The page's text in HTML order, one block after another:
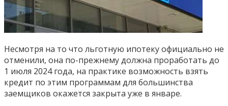
Несмотря на то что льготную ипотеку официально не
отменили, она по-прежнему должна проработать до
1 июля 2024 года, на практике возможность взять
кредит по этим программам для большинства
заемщиков окажется закрыта уже в январе.